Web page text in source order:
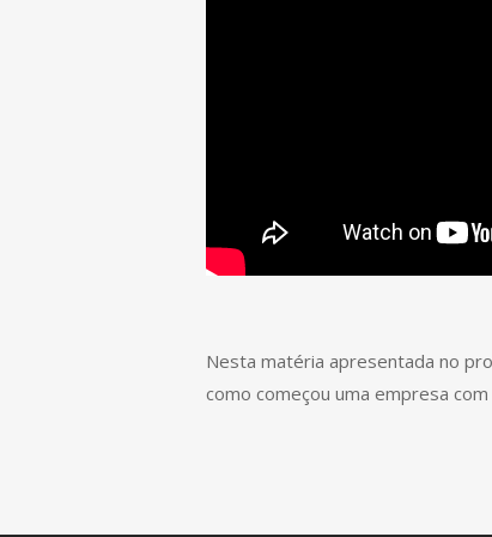
Nesta matéria apresentada no
como começou uma empresa